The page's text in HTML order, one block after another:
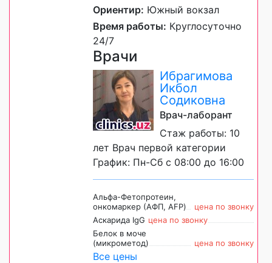
Ориентир: Южный вокзал
Время работы: Круглосуточно
24/7
Врачи
Ибрагимова
Икбол
Содиковна
Врач-лаборант
Стаж работы: 10
лет Врач первой категории
График: Пн-Сб с 08:00 до 16:00
Альфа-Фетопротеин,
онкомаркер (АФП, AFP)
цена по звонку
Аскарида IgG цена по звонку
Белок в моче
(микрометод)
цена по звонку
Все цены